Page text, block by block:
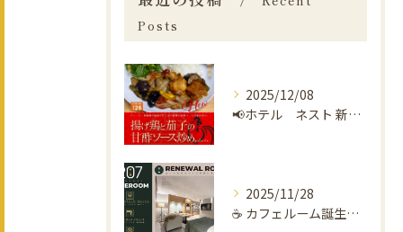
Posts
2025/12/08
📢ホテル ネスト 新メニュー！ 📢
2025/11/28
☕️ カフェルーム誕生！！ ☕️ ホテルヴィラミュール